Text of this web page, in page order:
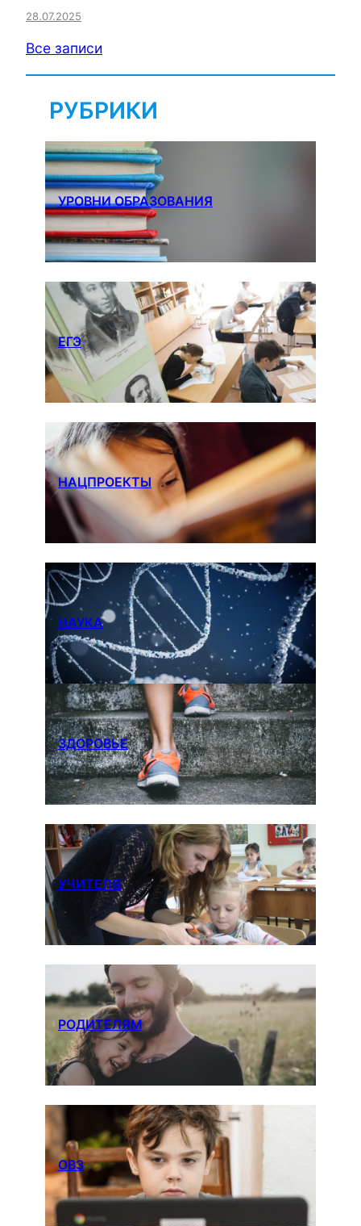
28.07.2025
Все записи
РУБРИКИ
УРОВНИ ОБРАЗОВАНИЯ
ЕГЭ
НАЦПРОЕКТЫ
НАУКА
ЗДОРОВЬЕ
УЧИТЕЛЯ
РОДИТЕЛЯМ
ОВЗ